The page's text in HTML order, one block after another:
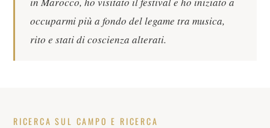
occuparmi più a fondo del legame tra musica,
rito e stati di coscienza alterati.
RICERCA SUL CAMPO E RICERCA